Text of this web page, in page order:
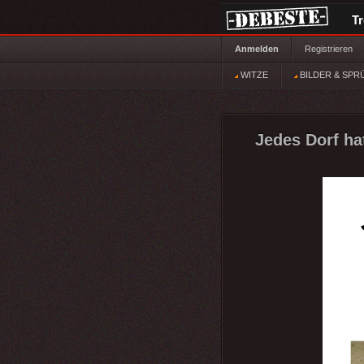
Anmelden Registrieren
WITZE BILDER &
Jedes Dorf